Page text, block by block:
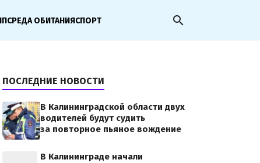
СРЕДА ОБИТАНИЯСПОРТ search
ПОСЛЕДНИЕ НОВОСТИ
В Калининградской области двух
водителей будут судить
за повторное пьяное вождение
В Калининграде начали